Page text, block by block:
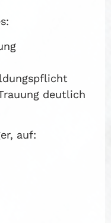
deutlich
auf: